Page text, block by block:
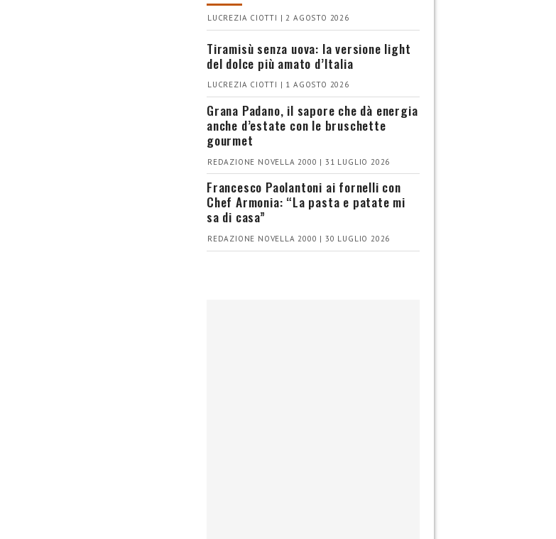
LUCREZIA CIOTTI | 2 AGOSTO 2026
Tiramisù senza uova: la versione light
del dolce più amato d’Italia
LUCREZIA CIOTTI | 1 AGOSTO 2026
Grana Padano, il sapore che dà energia
anche d’estate con le bruschette
gourmet
REDAZIONE NOVELLA 2000 | 31 LUGLIO 2026
Francesco Paolantoni ai fornelli con
Chef Armonia: “La pasta e patate mi
sa di casa”
REDAZIONE NOVELLA 2000 | 30 LUGLIO 2026